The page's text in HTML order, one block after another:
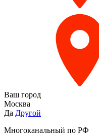
Ваш город
Москва
Да Другой
Многоканальный по РФ